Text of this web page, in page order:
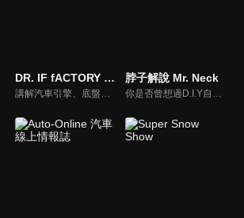
DR. IF fACTORY 硬核車媒
講解汽車引擎、底盤的硬知識、黑科技，「 實事求是、看到什麼講什麼 」是 「DR.IF fACTORY 硬核車媒」 的精神。
脖子解說 Mr. Neck
你是否曾想過D.I.Y自己的愛車卻尋求不到協助？你是否考慮特定車款卻不知風評如何？你是否想跟廣大的車友們交流、交心、交朋友？分享「說車、玩車、聊車」的大小事！不管你懂車、不懂車、甚至是想買車的朋友，我們會把最新的車市資訊，以及養車的小知識分享給大家！